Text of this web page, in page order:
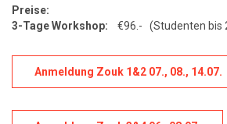
Preise:
3-Tage Workshop:
€96.- (Studenten bis
Anmeldung Zouk 1&2 07., 08., 14.07.